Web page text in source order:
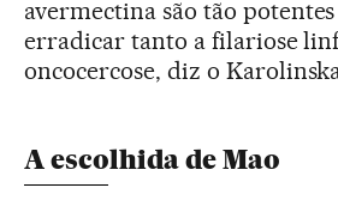
avermectina são tão
erradicar tanto a filariose
oncocercose, diz o
A escolhida de Mao